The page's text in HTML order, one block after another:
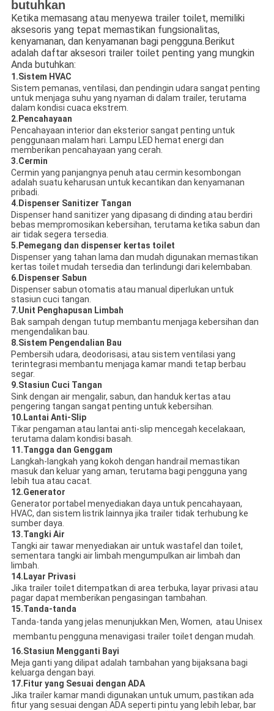
butuhkan
Ketika memasang atau menyewa trailer toilet, memiliki
aksesoris yang tepat memastikan fungsionalitas,
kenyamanan, dan kenyamanan bagi pengguna.Berikut
adalah daftar aksesori trailer toilet penting yang mungkin
Anda butuhkan:
1.Sistem HVAC
Sistem pemanas, ventilasi, dan pendingin udara sangat penting
untuk menjaga suhu yang nyaman di dalam trailer, terutama
dalam kondisi cuaca ekstrem.
2. Pencahayaan
Pencahayaan interior dan eksterior sangat penting untuk
penggunaan malam hari. Lampu LED hemat energi dan
memberikan pencahayaan yang cerah.
3.Cermin
Cermin yang panjangnya penuh atau cermin kesombongan
adalah suatu keharusan untuk kecantikan dan kenyamanan
pribadi.
4. Dispenser Sanitizer Tangan
Dispenser hand sanitizer yang dipasang di dinding atau berdiri
bebas mempromosikan kebersihan, terutama ketika sabun dan
air tidak segera tersedia.
5. Pemegang dan dispenser kertas toilet
Dispenser yang tahan lama dan mudah digunakan memastikan
kertas toilet mudah tersedia dan terlindungi dari kelembaban.
6. Dispenser Sabun
Dispenser sabun otomatis atau manual diperlukan untuk
stasiun cuci tangan.
7.Unit Penghapusan Limbah
Bak sampah dengan tutup membantu menjaga kebersihan dan
mengendalikan bau.
8.Sistem Pengendalian Bau
Pembersih udara, deodorisasi, atau sistem ventilasi yang
terintegrasi membantu menjaga kamar mandi tetap berbau
segar.
9.Stasiun Cuci Tangan
Sink dengan air mengalir, sabun, dan handuk kertas atau
pengering tangan sangat penting untuk kebersihan.
10. Lantai Anti-Slip
Tikar pengaman atau lantai anti-slip mencegah kecelakaan,
terutama dalam kondisi basah.
11.Tangga dan Genggam
Langkah-langkah yang kokoh dengan handrail memastikan
masuk dan keluar yang aman, terutama bagi pengguna yang
lebih tua atau cacat.
12.Generator
Generator portabel menyediakan daya untuk pencahayaan,
HVAC, dan sistem listrik lainnya jika trailer tidak terhubung ke
sumber daya.
13.Tangki Air
Tangki air tawar menyediakan air untuk wastafel dan toilet,
sementara tangki air limbah mengumpulkan air limbah dan
limbah.
14. Layar Privasi
Jika trailer toilet ditempatkan di area terbuka, layar privasi atau
pagar dapat memberikan pengasingan tambahan.
15.Tanda-tanda
Tanda-tanda yang jelas menunjukkan Men, Women,  atau Unisex
 membantu pengguna menavigasi trailer toilet dengan mudah.
16.Stasiun Mengganti Bayi
Meja ganti yang dilipat adalah tambahan yang bijaksana bagi
keluarga dengan bayi.
17. Fitur yang Sesuai dengan ADA
Jika trailer kamar mandi digunakan untuk umum, pastikan ada
fitur yang sesuai dengan ADA seperti pintu yang lebih lebar, bar